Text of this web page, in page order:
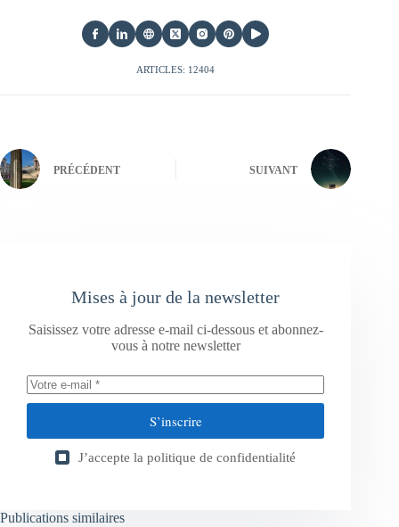
ARTICLES: 12404
PRÉCÉDENT SUIVANT
Mises à jour de la newsletter
Saisissez votre adresse e-mail ci-dessous et abonnez-
vous à notre newsletter
S’inscrire
J’accepte la politique de confidentialité
Publications similaires